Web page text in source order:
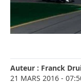
Auteur : Franck
21 MARS 2016 -